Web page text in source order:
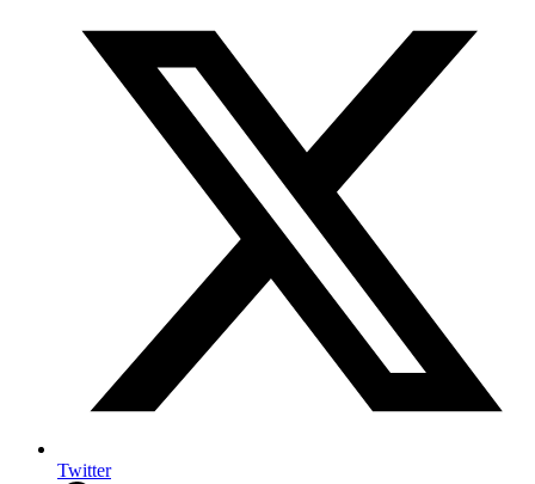
Twitter